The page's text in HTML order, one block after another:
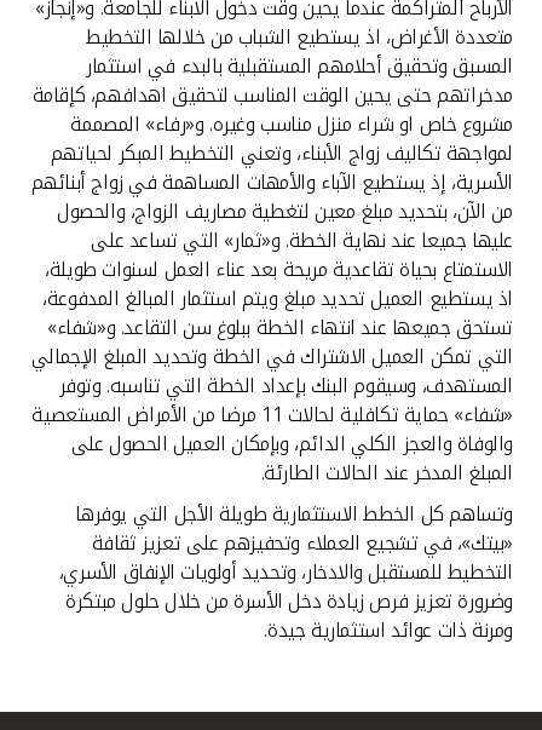
الأرباح المتراكمة عندما يحين وقت دخول الابناء للجامعة. و«إنجاز»
متعددة الأغراض، اذ يستطيع الشباب من خلالها التخطيط
المسبق وتحقيق أحلامهم المستقبلية بالبدء في استثمار
مدخراتهم حتى يحين الوقت المناسب لتحقيق اهدافهم، كإقامة
مشروع خاص او شراء منزل مناسب وغيره. و«رفاء» المصممة
لمواجهة تكاليف زواج الأبناء، وتعني التخطيط المبكر لحياتهم
الأسرية، إذ يستطيع الآباء والأمهات المساهمة في زواج أبنائهم
من الآن، بتحديد مبلغ معين لتغطية مصاريف الزواج، والحصول
عليها جميعا عند نهاية الخطة. و«ثمار» التي تساعد على
الاستمتاع بحياة تقاعدية مريحة بعد عناء العمل لسنوات طويلة،
اذ يستطيع العميل تحديد مبلغ ويتم استثمار المبالغ المدفوعة،
تستحق جميعها عند انتهاء الخطة ببلوغ سن التقاعد. و«شفاء»
التي تمكن العميل الاشتراك في الخطة وتحديد المبلغ الإجمالي
المستهدف، وسيقوم البنك بإعداد الخطة التي تناسبه. وتوفر
«شفاء» حماية تكافلية لحالات 11 مرضا من الأمراض المستعصية
والوفاة والعجز الكلي الدائم، وبإمكان العميل الحصول على
المبلغ المدخر عند الحالات الطارئة.
وتساهم كل الخطط الاستثمارية طويلة الأجل التي يوفرها
«بيتك»، في تشجيع العملاء وتحفيزهم على تعزيز ثقافة
التخطيط للمستقبل والادخار، وتحديد أولويات الإنفاق الأسري،
وضرورة تعزيز فرص زيادة دخل الأسرة من خلال حلول مبتكرة
ومرنة ذات عوائد استثمارية جيدة.